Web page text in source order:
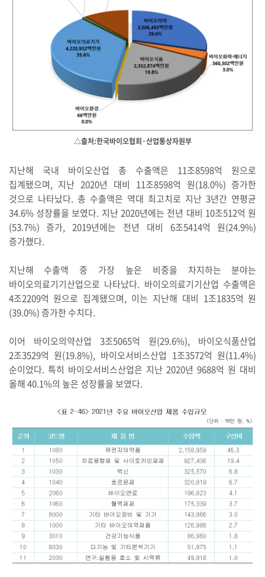
△출처:한국바이오협회·산업통상자원부
지난해 국내 바이오산업 총 수출액은 11조8598억 원으로
집계됐으며, 지난 2020년 대비 11조8598억 원(18.0%) 증가한
것으로 나타났다. 총 수출액은 역대 최고치로 지난 3년간 연평균
34.6% 성장률을 보였다. 지난 2020년에는 전년 대비 10조512억 원
(53.7%) 증가, 2019년에는 전년 대비 6조5414억 원(24.9%)
증가했다.
지난해 수출액 중 가장 높은 비중을 차지하는 분야는
바이오의료기기산업으로 나타났다. 바이오의료기기산업 수출액은
4조2209억 원으로 집계됐으며, 이는 지난해 대비 1조1835억 원
(39.0%) 증가한 수치다.
이어 바이오의약산업 3조5065억 원(29.6%), 바이오식품산업
2조3529억 원(19.8%), 바이오서비스산업 1조3572억 원(11.4%)
순이었다. 특히 바이오서비스산업은 지난 2020년 9688억 원 대비
올해 40.1%의 높은 성장률을 보였다.